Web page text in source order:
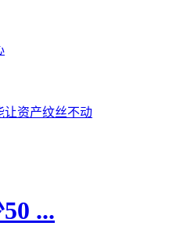
让资产纹丝不动
...